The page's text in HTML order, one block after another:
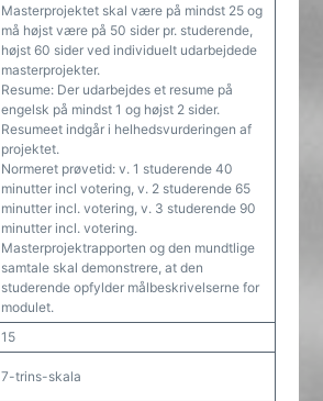
Masterprojektet skal være på mindst 25 og
må højst være på 50 sider pr. studerende,
højst 60 sider ved individuelt udarbejdede
masterprojekter.
Resume: Der udarbejdes et resume på
engelsk på mindst 1 og højst 2 sider.
Resumeet indgår i helhedsvurderingen af
projektet.
Normeret prøvetid: v. 1 studerende 40
minutter incl votering, v. 2 studerende 65
minutter incl. votering, v. 3 studerende 90
minutter incl. votering.
Masterprojektrapporten og den mundtlige
samtale skal demonstrere, at den
studerende opfylder målbeskrivelserne for
modulet.
15
7-trins-skala